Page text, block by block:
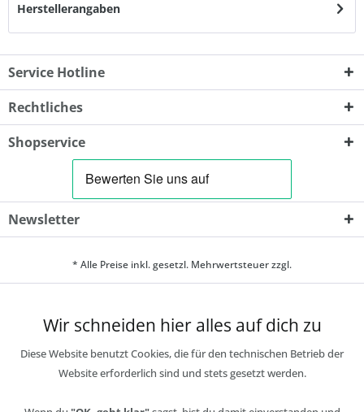
Herstellerangaben
Service Hotline
Rechtliches
Shopservice
Newsletter
* Alle Preise inkl. gesetzl. Mehrwertsteuer zzgl.
Wir schneiden hier alles auf dich zu
Diese Website benutzt Cookies, die für den technischen Betrieb der
Website erforderlich sind und stets gesetzt werden.